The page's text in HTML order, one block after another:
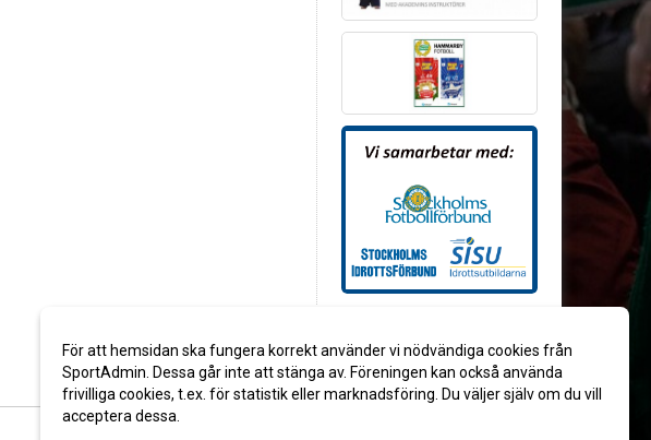
För att hemsidan ska fungera korrekt använder vi nödvändiga cookies från
SportAdmin. Dessa går inte att stänga av. Föreningen kan också använda
frivilliga cookies, t.ex. för statistik eller marknadsföring. Du väljer själv om du vill
acceptera dessa.